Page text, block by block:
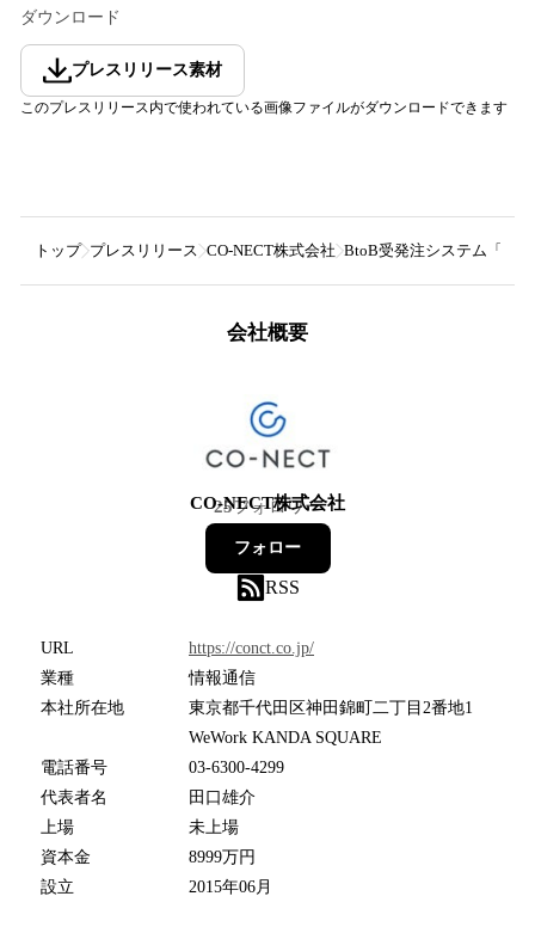
ダウンロード
プレスリリース素材
このプレスリリース内で使われている画像ファイルがダウンロードできます
トップ プレスリリース CO-NECT株式会社 BtoB受発注システム「
会社概要
CO-NECT株式会社
25フォロワー
フォロー
RSS
URL
https://conct.co.jp/
業種
情報通信
本社所在地
東京都千代田区神田錦町二丁目2番地1
WeWork KANDA SQUARE
電話番号
03-6300-4299
代表者名
田口雄介
上場
未上場
資本金
8999万円
設立
2015年06月